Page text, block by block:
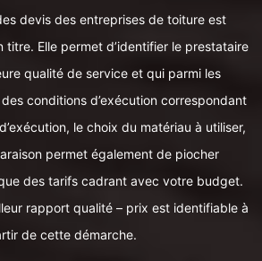
devis des entreprises de toiture est
titre. Elle permet d’identifier le prestataire
qualité de service et qui parmi les
conditions d’exécution correspondant
le choix du matériau à utiliser,
permet également de piocher
des tarifs cadrant avec votre budget.
rapport qualité – prix est identifiable à
de cette démarche.